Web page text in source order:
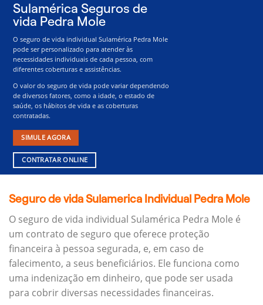
Sulamérica Seguros de
vida Pedra Mole
O seguro de vida individual Sulamérica Pedra Mole
pode ser personalizado para atender às
necessidades individuais de cada pessoa, com
diferentes coberturas e assistências.
O valor do seguro de vida pode variar dependendo
de diversos fatores, como a idade, o estado de
saúde, os hábitos de vida e as coberturas
contratadas.
SIMULE AGORA
CONTRATAR ONLINE
Seguro de vida Sulamerica Individual Pedra Mole
O seguro de vida individual Sulamérica Pedra Mole é
um contrato de seguro que oferece proteção
financeira à pessoa segurada, e, em caso de
falecimento, a seus beneficiários. Ele funciona como
uma indenização em dinheiro, que pode ser usada
para cobrir diversas necessidades financeiras.